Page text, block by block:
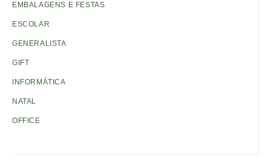
EMBALAGENS E FESTAS
ESCOLAR
GENERALISTA
GIFT
INFORMÁTICA
NATAL
OFFICE